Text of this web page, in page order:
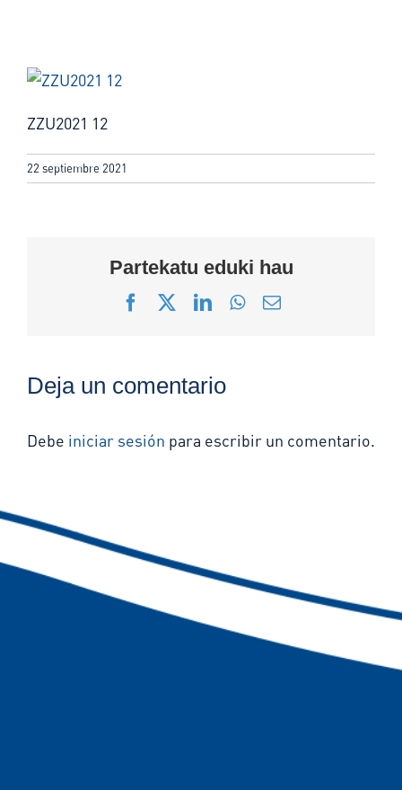
ZZU2021 12
22 septiembre 2021
Partekatu eduki hau
Facebook
X LinkedInWhatsApp
Correo
Deja un comentario
Debe iniciar sesión para escribir un comentario.